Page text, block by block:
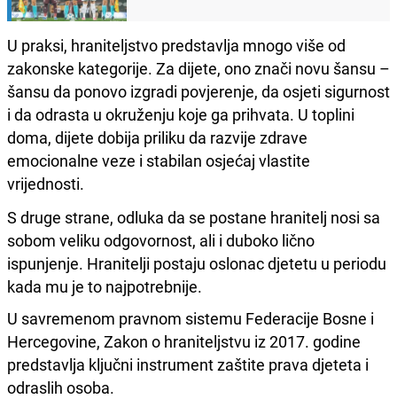
U praksi, hraniteljstvo predstavlja mnogo više od
zakonske kategorije. Za dijete, ono znači novu šansu –
šansu da ponovo izgradi povjerenje, da osjeti sigurnost
i da odrasta u okruženju koje ga prihvata. U toplini
doma, dijete dobija priliku da razvije zdrave
emocionalne veze i stabilan osjećaj vlastite
vrijednosti.
S druge strane, odluka da se postane hranitelj nosi sa
sobom veliku odgovornost, ali i duboko lično
ispunjenje. Hranitelji postaju oslonac djetetu u periodu
kada mu je to najpotrebnije.
U savremenom pravnom sistemu Federacije Bosne i
Hercegovine, Zakon o hraniteljstvu iz 2017. godine
predstavlja ključni instrument zaštite prava djeteta i
odraslih osoba.